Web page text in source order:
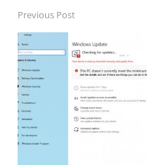
Post
navigation
Previous Post